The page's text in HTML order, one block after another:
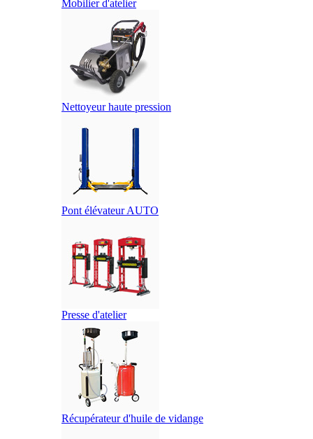
Mobilier d'atelier
Nettoyeur haute pression
Pont élévateur AUTO
Presse d'atelier
Récupérateur d'huile de vidange